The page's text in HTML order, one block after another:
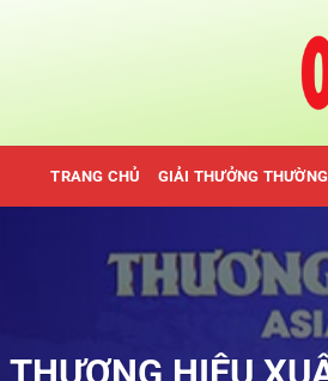
TRANG CHỦ GIẢI THƯỞNG